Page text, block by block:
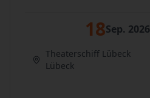
18Sep. 2026
Theaterschiff Lübeck
Lübeck